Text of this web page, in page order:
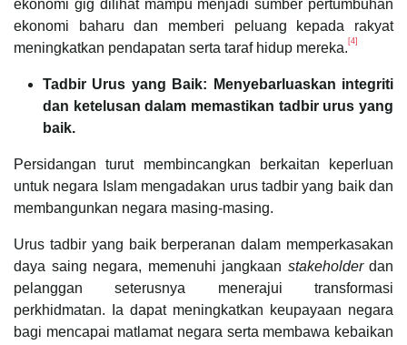
ekonomi gig dilihat mampu menjadi sumber pertumbuhan
ekonomi baharu dan memberi peluang kepada rakyat
meningkatkan pendapatan serta taraf hidup mereka. [4]
Tadbir Urus yang Baik: Menyebarluaskan integriti
dan ketelusan dalam memastikan tadbir urus yang
baik.
Persidangan turut membincangkan berkaitan keperluan
untuk negara Islam mengadakan urus tadbir yang baik dan
membangunkan negara masing-masing.
Urus tadbir yang baik berperanan dalam memperkasakan
daya saing negara, memenuhi jangkaan stakeholderdan
pelanggan seterusnya menerajui transformasi
perkhidmatan. Ia dapat meningkatkan keupayaan negara
bagi mencapai matlamat negara serta membawa kebaikan